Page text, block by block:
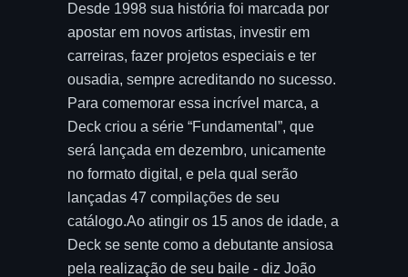
Desde 1998 sua história foi marcada por
apostar em novos artistas, investir em
carreiras, fazer projetos especiais e ter
ousadia, sempre acreditando no sucesso.
Para comemorar essa incrível marca, a
Deck criou a série “Fundamental”, que
será lançada em dezembro, unicamente
no formato digital, e pela qual serão
lançadas 47 compilações de seu
catálogo.Ao atingir os 15 anos de idade, a
Deck se sente como a debutante ansiosa
pela realização de seu baile - diz João